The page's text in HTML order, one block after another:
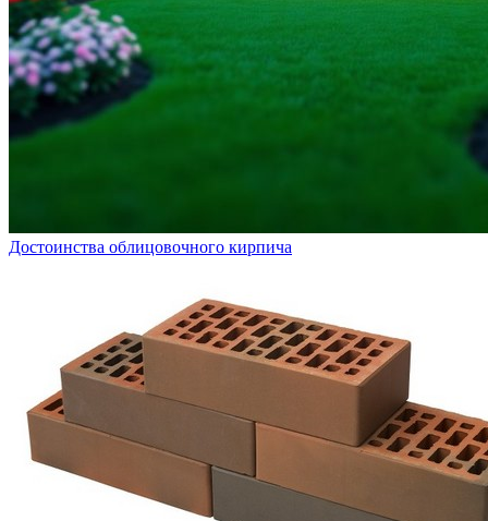
Достоинства облицовочного кирпича